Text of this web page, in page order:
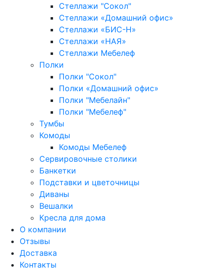
Стеллажи "Сокол"
Стеллажи «Домашний офис»
Стеллажи «БИС-Н»
Стеллажи «НАЯ»
Стеллажи Мебелеф
Полки
Полки "Сокол"
Полки «Домашний офис»
Полки "Мебелайн"
Полки "Мебелеф"
Тумбы
Комоды
Комоды Мебелеф
Сервировочные столики
Банкетки
Подставки и цветочницы
Диваны
Вешалки
Кресла для дома
О компании
Отзывы
Доставка
Контакты